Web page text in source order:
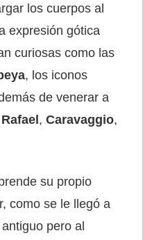
los cuerpos al
expresión gótica
curiosas como las
, los iconos
de venerar a
Rafael, Caravaggio,
su propio
como se le llegó a
pero al